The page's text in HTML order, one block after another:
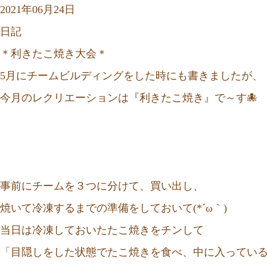
2021年06月24日
日記
＊利きたこ焼き大会＊
5月にチームビルディングをした時にも書きましたが、
今月のレクリエーションは『利きたこ焼き』で～す🐙
事前にチームを３つに分けて、買い出し、
焼いて冷凍するまでの準備をしておいて(*´ω｀)
当日は冷凍しておいたたこ焼きをチンして
「目隠しをした状態でたこ焼きを食べ、中に入ってい